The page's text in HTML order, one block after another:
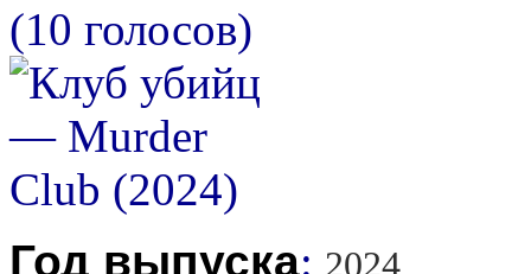
(10 голосов)
Год выпуска: 2024